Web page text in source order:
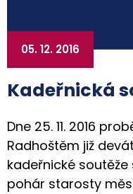
Kadeřnická
05. 12. 2016
Dne 25. 11. 2016
Radhoštěm již
kadeřnické soutěže
pohár starosty